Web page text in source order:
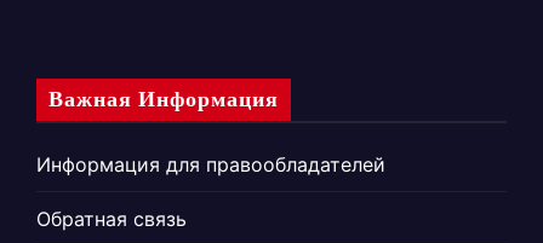
Важная Информация
Информация для правообладателей
Обратная связь